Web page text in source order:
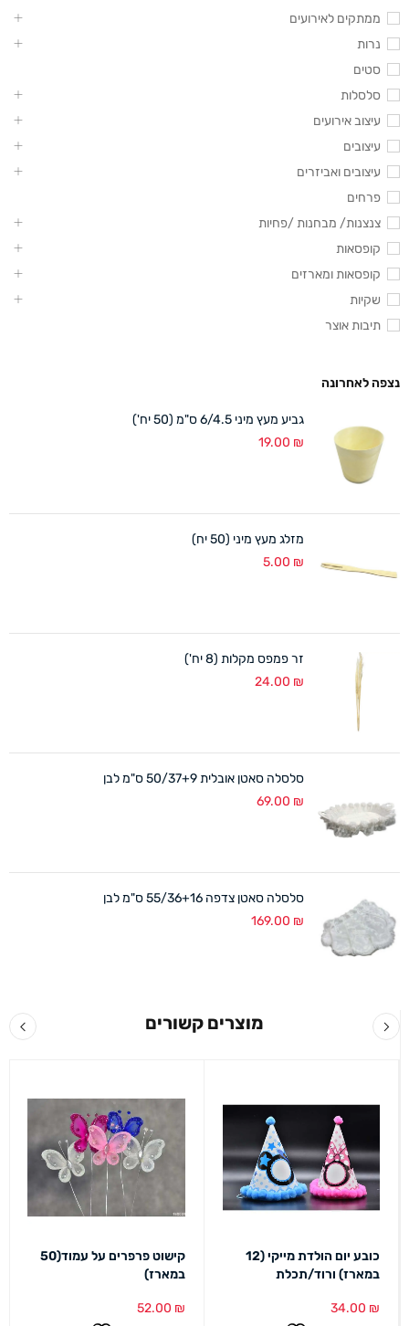
ממתקים לאירועים
נרות
סטים
סלסלות
עיצוב אירועים
עיצובים
עיצובים ואביזרים
פרחים
צנצנות/ מבחנות /פחיות
קופסאות
קופסאות ומארזים
שקיות
תיבות אוצר
נצפה לאחרונה
גביע מעץ מיני 6/4.5 ס"מ (50 יח')
19.00 ₪
מזלג מעץ מיני (50 יח)
5.00 ₪
זר פמפס מקלות (8 יח')
24.00 ₪
סלסלה סאטן אובלית 50/37+9 ס"מ לבן
69.00 ₪
סלסלה סאטן צדפה 55/36+16 ס"מ לבן
169.00 ₪
מוצרים קשורים
כובע יום הולדת מייקי (12
במארז) ורוד/תכלת
34.00 ₪
קישוט פרפרים על עמוד(50
במארז)
52.00 ₪